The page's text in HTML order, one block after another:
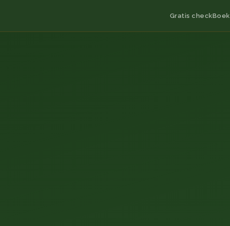
Gratis checkBoek